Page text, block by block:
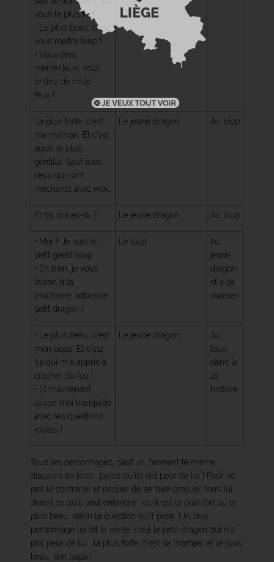
vous le plus fort !
• Le plus beau, c'est
vous maître loup !
• Vous êtes
merveilleux, vous
brillez de mille
feux !
La plus forte, c'est
ma maman. Et c'est
aussi la plus
gentille. Sauf avec
ceux qui sont
méchants avec moi…
Le jeune dragon Au loup
Et toi, qui es-tu ? Le jeune dragon Au loup
• Moi ? Je suis le
petit gentil loup.
• Eh bien, je vous
laisse, à la
prochaine, adorable
petit dragon !
Le loup
Au
jeune
dragon
et à sa
maman
• Le plus beau, c'est
mon papa. Et c'est
lui qui m'a appris à
cracher du feu !
• Et maintenant,
laisse-moi tranquille
avec tes questions
idiotes !
Le jeune dragon
Au
loup,
dans la
2e
histoire
Tous les personnages, sauf un, tiennent le même
discours au loup… parce qu'ils ont peur de lui ! Pour ne
pas le contrarier et risquer de se faire croquer, tous lui
disent ce qu'il veut entendre : qu'il est le plus fort ou le
plus beau, selon la question qu'il pose. Un seul
personnage lui dit la vérité, c'est le petit dragon qui n'a
pas peur de lui : la plus forte, c'est sa maman, et le plus
beau, son papa !